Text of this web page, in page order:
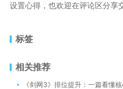
设置心得，也欢迎在评论区分享
标签
相关推荐
《剑网3》排位提升：一篇看懂